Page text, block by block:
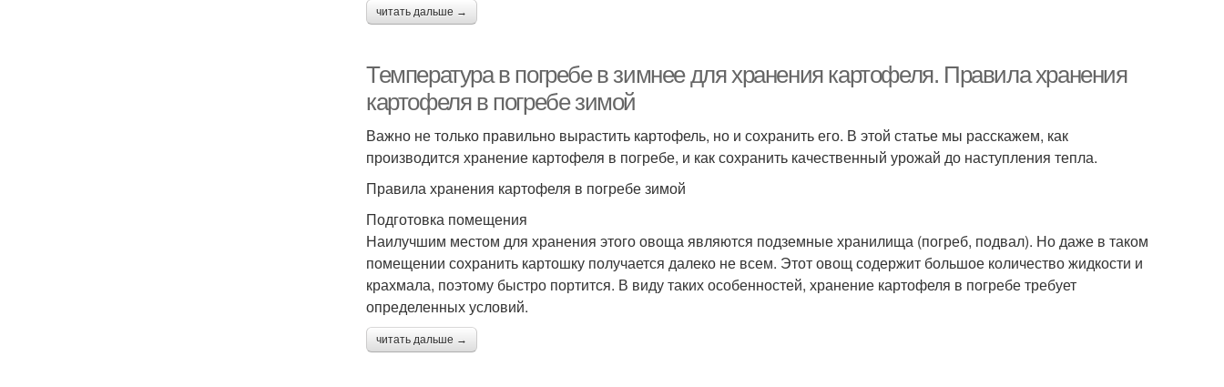
читать дальше →
Температура в погребе в зимнее для хранения картофеля. Правила хранения
картофеля в погребе зимой
Важно не только правильно вырастить картофель, но и сохранить его. В этой статье мы расскажем, как
производится хранение картофеля в погребе, и как сохранить качественный урожай до наступления тепла.
Правила хранения картофеля в погребе зимой
Подготовка помещения
Наилучшим местом для хранения этого овоща являются подземные хранилища (погреб, подвал). Но даже в таком
помещении сохранить картошку получается далеко не всем. Этот овощ содержит большое количество жидкости и
крахмала, поэтому быстро портится. В виду таких особенностей, хранение картофеля в погребе требует
определенных условий.
читать дальше →